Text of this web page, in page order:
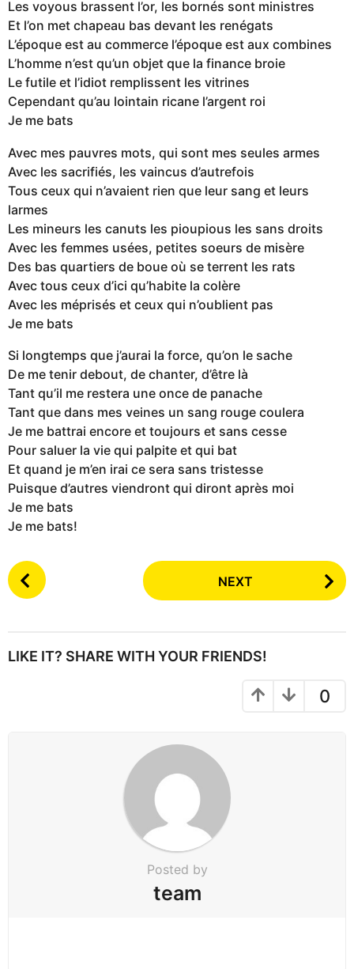
Les voyous brassent l’or, les bornés sont ministres
Et l’on met chapeau bas devant les renégats
L’époque est au commerce l’époque est aux combines
L’homme n’est qu’un objet que la finance broie
Le futile et l’idiot remplissent les vitrines
Cependant qu’au lointain ricane l’argent roi
Je me bats
Avec mes pauvres mots, qui sont mes seules armes
Avec les sacrifiés, les vaincus d’autrefois
Tous ceux qui n’avaient rien que leur sang et leurs
larmes
Les mineurs les canuts les pioupious les sans droits
Avec les femmes usées, petites soeurs de misère
Des bas quartiers de boue où se terrent les rats
Avec tous ceux d’ici qu’habite la colère
Avec les méprisés et ceux qui n’oublient pas
Je me bats
Si longtemps que j’aurai la force, qu’on le sache
De me tenir debout, de chanter, d’être là
Tant qu’il me restera une once de panache
Tant que dans mes veines un sang rouge coulera
Je me battrai encore et toujours et sans cesse
Pour saluer la vie qui palpite et qui bat
Et quand je m’en irai ce sera sans tristesse
Puisque d’autres viendront qui diront après moi
Je me bats
Je me bats!
P
o
P
NEXT
LIKE IT? SHARE WITH YOUR FRIENDS!
0
Posted by
team